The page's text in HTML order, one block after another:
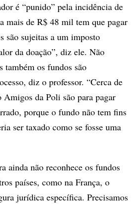
é “punido” pela incidência de
mais de R$ 48 mil tem que pagar
são sujeitas a um imposto
da doação”, diz ele. Não
também os fundos são
diz o professor. “Cerca de
Amigos da Poli são para pagar
porque o fundo não tem fins
ser taxado como se fosse uma
ainda não reconhece os fundos
países, como na França, o
jurídica específica. Precisamos